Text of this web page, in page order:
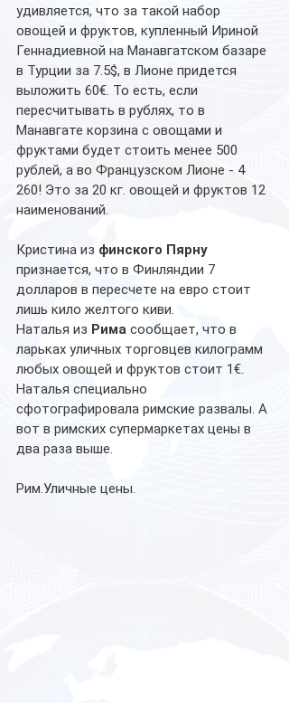
удивляется, что за такой набор
овощей и фруктов, купленный Ириной
Геннадиевной на Манавгатском базаре
в Турции за 7.5$, в Лионе придется
выложить 60€. То есть, если
пересчитывать в рублях, то в
Манавгате корзина с овощами и
фруктами будет стоить менее 500
рублей, а во Французском Лионе - 4
260! Это за 20 кг. овощей и фруктов 12
наименований.
Кристина из финского Пярну
признается, что в Финляндии 7
долларов в пересчете на евро стоит
лишь кило желтого киви.
Наталья из Рима сообщает, что в
ларьках уличных торговцев килограмм
любых овощей и фруктов стоит 1€.
Наталья специально
сфотографировала римские развалы. А
вот в римских супермаркетах цены в
два раза выше.
Рим.Уличные цены.